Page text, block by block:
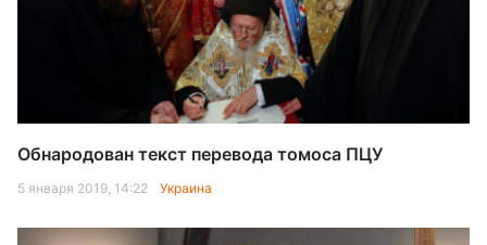
Обнародован текст перевода томоса ПЦУ
5 января 2019, 14:22 Украина